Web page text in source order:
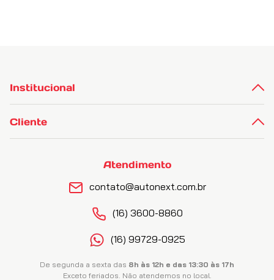
Institucional
Cliente
Atendimento
contato@autonext.com.br
(16) 3600-8860
(16) 99729-0925
De segunda a sexta das 8h às 12h e das 13:30 às 17h
Exceto feriados. Não atendemos no local.